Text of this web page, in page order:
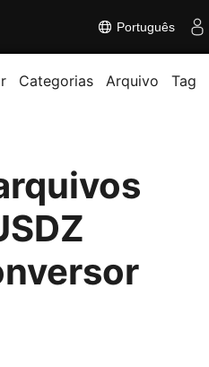
Português
Categorias Arquivo Tag